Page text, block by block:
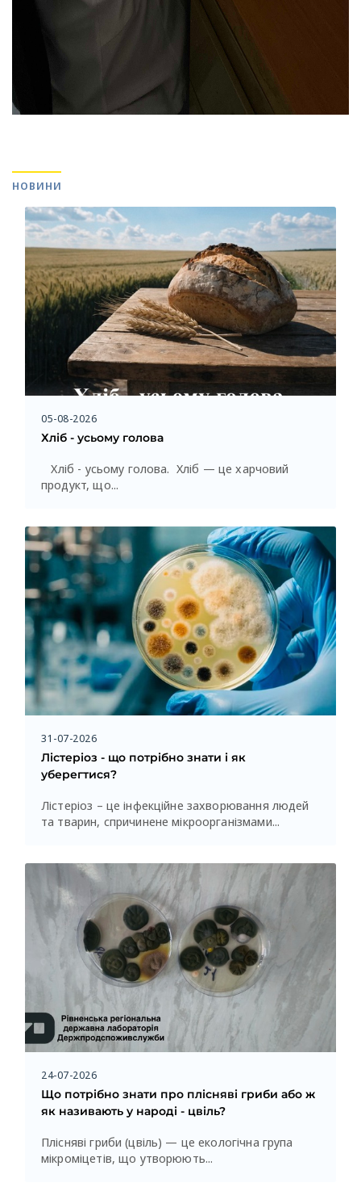
НОВИНИ
05-08-2026
Хліб - усьому голова
Хліб - усьому голова. Хліб — це харчовий
продукт, що...
31-07-2026
Лістеріоз - що потрібно знати і як
уберегтися?
Лістеріоз – це інфекційне захворювання людей
та тварин, спричинене мікроорганізмами...
24-07-2026
Що потрібно знати про плісняві гриби або ж
як називають у народі - цвіль?
Плісняві гриби (цвіль) — це екологічна група
мікроміцетів, що утворюють...